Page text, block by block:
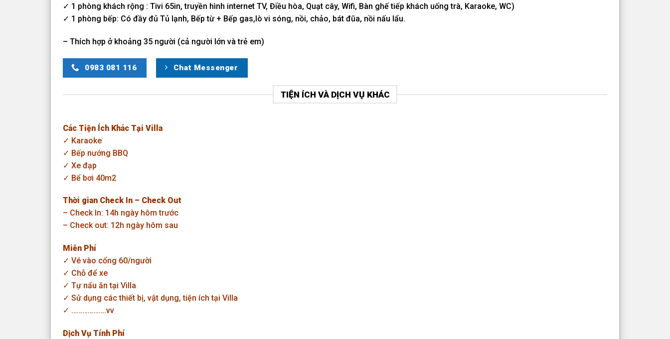
✓ 1 phòng khách rộng : Tivi 65in, truyền hình internet TV, Điều hòa, Quạt cây, Wifi, Bàn ghế tiếp khách uống trà, Karaoke, WC)
✓ 1 phòng bếp: Có đầy đủ Tủ lạnh, Bếp từ + Bếp gas,lò vi sóng, nồi, chảo, bát đũa, nồi nấu lẩu.
– Thích hợp ở khoảng 35 người (cả người lớn và trẻ em)
0983 081 116 Chat Messenger
TIỆN ÍCH VÀ DỊCH VỤ KHÁC
Các Tiện Ích Khác Tại Villa
✓ Karaoke
✓ Bếp nướng BBQ
✓ Xe đạp
✓ Bể bơi 40m2
Thời gian Check In – Check Out
– Check In: 14h ngày hôm trước
– Check out: 12h ngày hôm sau
Miễn Phí
✓ Vé vào cổng 60/người
✓ Chỗ để xe
✓ Tự nấu ăn tại Villa
✓ Sử dụng các thiết bị, vật dụng, tiện ích tại Villa
✓ ……………….vv
Dịch Vụ Tính Phí